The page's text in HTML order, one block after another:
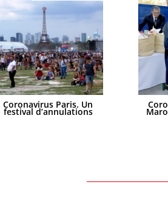
Coronavirus Paris. Un
festival d’annulations